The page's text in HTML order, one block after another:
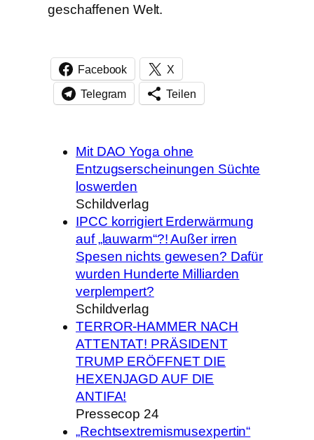
geschaffenen Welt.
Facebook X
Telegram Teilen
Mit DAO Yoga ohne
Entzugserscheinungen Süchte
loswerden
Schildverlag
IPCC korrigiert Erderwärmung
auf „lauwarm“?! Außer irren
Spesen nichts gewesen? Dafür
wurden Hunderte Milliarden
verplempert?
Schildverlag
TERROR-HAMMER NACH
ATTENTAT! PRÄSIDENT
TRUMP ERÖFFNET DIE
HEXENJAGD AUF DIE
ANTIFA!
Pressecop 24
„Rechtsextremismusexpertin“